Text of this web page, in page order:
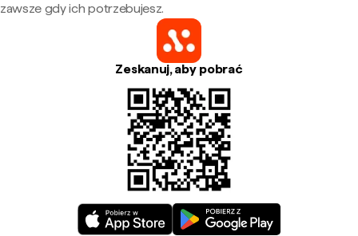
zawsze gdy ich potrzebujesz.
Zeskanuj, aby pobrać